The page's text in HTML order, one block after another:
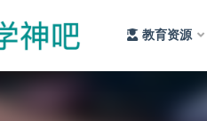
教育资源